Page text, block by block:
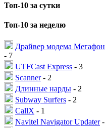
Топ-10 за сутки
Топ-10 за неделю
Драйвер модема
- 7
UTFCast Express - 3
Scanner- 2
Длинные нарды - 2
Subway Surfers - 2
CallX - 1
Navitel Navigator Updater-